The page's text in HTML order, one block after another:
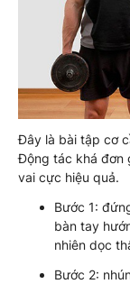
Đây là bài tập cơ
Động tác khá đơn
vai cực hiệu quả.
Bước 1:
bàn tay
nhiên dọc
Bước 2: